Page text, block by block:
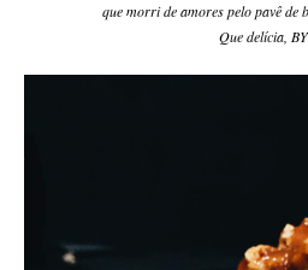
que morri de amores pelo pavê de
Que delícia,